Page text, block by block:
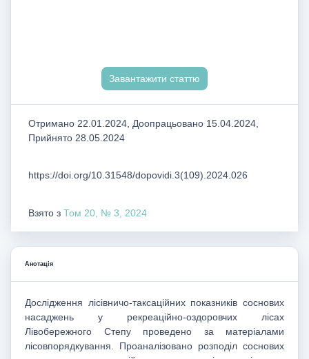
Завантажити статтю
Отримано 22.01.2024, Доопрацьовано 15.04.2024,
Прийнято 28.05.2024
https://doi.org/10.31548/dopovidi.3(109).2024.026
Взято з Том 20, № 3, 2024
Анотація
Дослідження лісівничо-таксаційних показників соснових
насаджень у рекреаційно-оздоровчих лісах
Лівобережного Степу проведено за матеріалами
лісовпорядкування. Проаналізовано розподіл соснових